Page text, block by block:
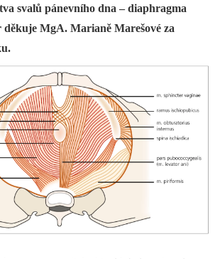
svalů pánevního dna – diaphragma
MgA. Marianě Marešové za